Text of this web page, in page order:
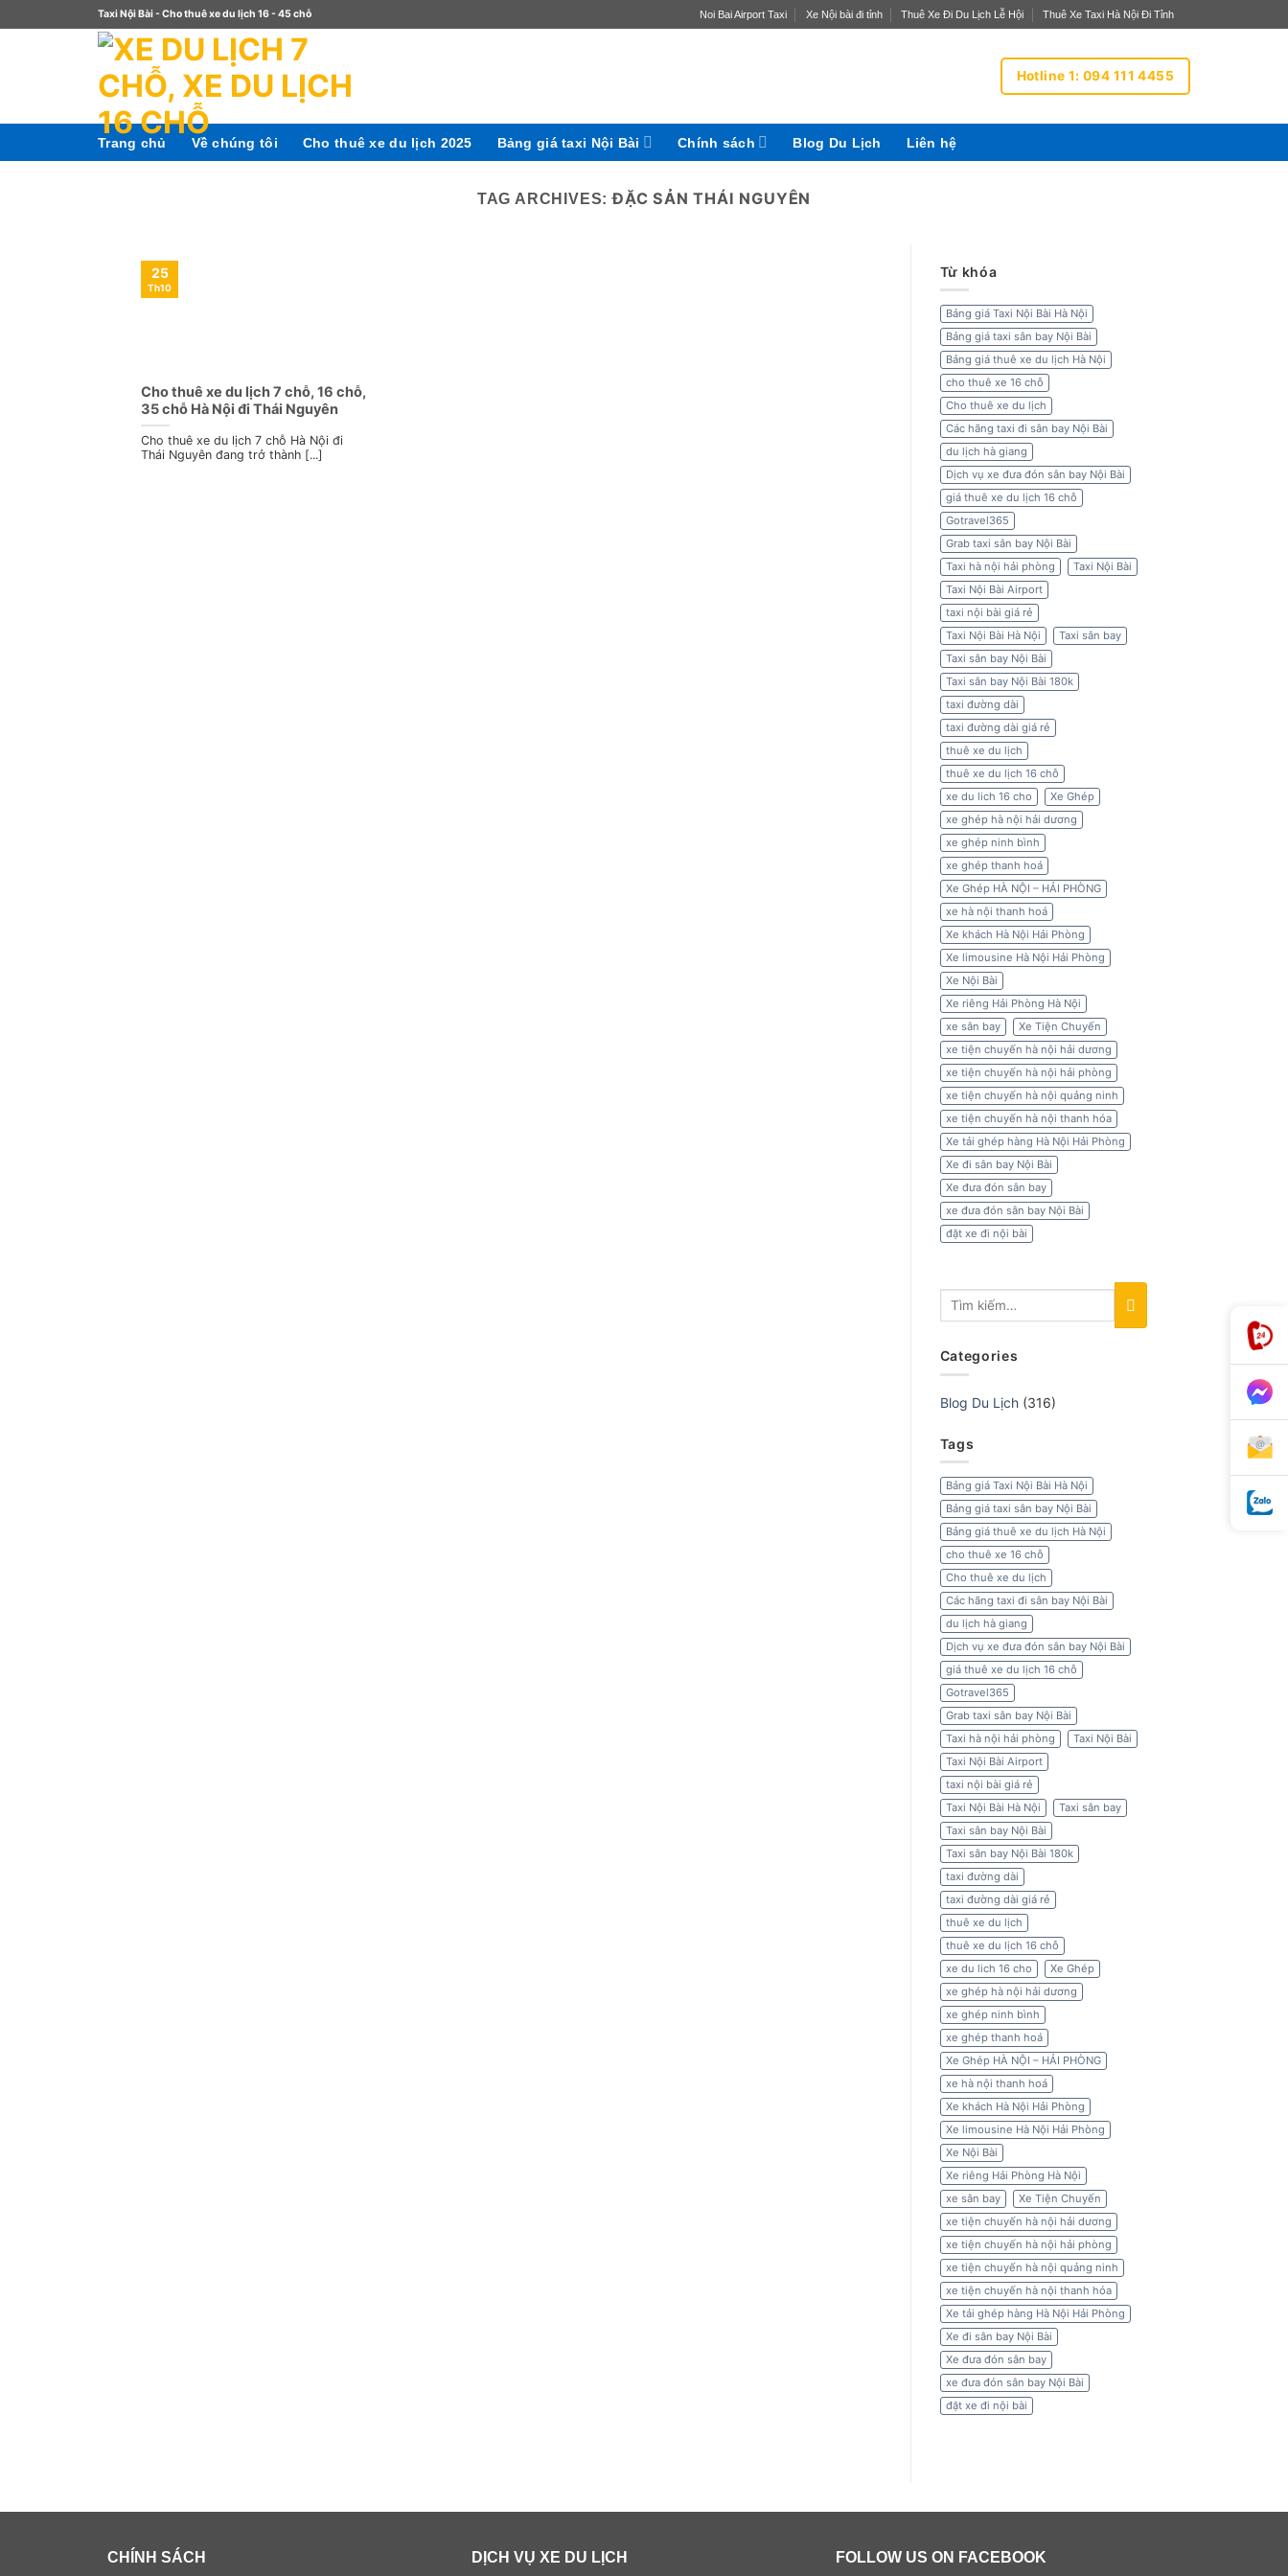
Taxi Nội Bài - Cho thuê xe du lịch 16 - 45 chỗ Noi Bai Airport Taxi Xe Nội bài đi tỉnh Thuê Xe Đi Du Lịch Lễ Hội Thuê Xe Taxi Hà Nội Đi Tỉnh
Hotline 1: 094 111 4455
Trang chủ Về chúng tôi Cho thuê xe du lịch 2025 Bảng giá taxi Nội Bài Chính sách Blog Du Lịch Liên hệ
TAG ARCHIVES:ĐẶC SẢN THÁI NGUYÊN
Cho thuê xe du lịch 7 chỗ, 16 chỗ,
35 chỗ Hà Nội đi Thái Nguyên
Cho thuê xe du lịch 7 chỗ Hà Nội đi
Thái Nguyên đang trở thành [...]
25
Th10
Từ khóa
Bảng giá Taxi Nội Bài Hà Nội
Bảng giá taxi sân bay Nội Bài
Bảng giá thuê xe du lịch Hà Nội
cho thuê xe 16 chỗ
Cho thuê xe du lịch
Các hãng taxi đi sân bay Nội Bài
du lịch hà giang
Dịch vụ xe đưa đón sân bay Nội Bài
giá thuê xe du lịch 16 chỗ
Gotravel365
Grab taxi sân bay Nội Bài
Taxi hà nội hải phòng
Taxi Nội Bài
Taxi Nội Bài Airport
taxi nội bài giá rẻ
Taxi Nội Bài Hà Nội
Taxi sân bay
Taxi sân bay Nội Bài
Taxi sân bay Nội Bài 180k
taxi đường dài
taxi đường dài giá rẻ
thuê xe du lịch
thuê xe du lịch 16 chỗ
xe du lich 16 cho
Xe Ghép
xe ghép hà nội hải dương
xe ghép ninh bình
xe ghép thanh hoá
Xe Ghép HÀ NỘI – HẢI PHÒNG
xe hà nội thanh hoá
Xe khách Hà Nội Hải Phòng
Xe limousine Hà Nội Hải Phòng
Xe Nội Bài
Xe riêng Hải Phòng Hà Nội
xe sân bay
Xe Tiện Chuyến
xe tiện chuyến hà nội hải dương
xe tiện chuyến hà nội hải phòng
xe tiện chuyến hà nội quảng ninh
xe tiện chuyến hà nội thanh hóa
Xe tải ghép hàng Hà Nội Hải Phòng
Xe đi sân bay Nội Bài
Xe đưa đón sân bay
xe đưa đón sân bay Nội Bài
đặt xe đi nội bài
Categories
Blog Du Lịch(316)
Tags
Bảng giá Taxi Nội Bài Hà Nội
Bảng giá taxi sân bay Nội Bài
Bảng giá thuê xe du lịch Hà Nội
cho thuê xe 16 chỗ
Cho thuê xe du lịch
Các hãng taxi đi sân bay Nội Bài
du lịch hà giang
Dịch vụ xe đưa đón sân bay Nội Bài
giá thuê xe du lịch 16 chỗ
Gotravel365
Grab taxi sân bay Nội Bài
Taxi hà nội hải phòng
Taxi Nội Bài
Taxi Nội Bài Airport
taxi nội bài giá rẻ
Taxi Nội Bài Hà Nội
Taxi sân bay
Taxi sân bay Nội Bài
Taxi sân bay Nội Bài 180k
taxi đường dài
taxi đường dài giá rẻ
thuê xe du lịch
thuê xe du lịch 16 chỗ
xe du lich 16 cho
Xe Ghép
xe ghép hà nội hải dương
xe ghép ninh bình
xe ghép thanh hoá
Xe Ghép HÀ NỘI – HẢI PHÒNG
xe hà nội thanh hoá
Xe khách Hà Nội Hải Phòng
Xe limousine Hà Nội Hải Phòng
Xe Nội Bài
Xe riêng Hải Phòng Hà Nội
xe sân bay
Xe Tiện Chuyến
xe tiện chuyến hà nội hải dương
xe tiện chuyến hà nội hải phòng
xe tiện chuyến hà nội quảng ninh
xe tiện chuyến hà nội thanh hóa
Xe tải ghép hàng Hà Nội Hải Phòng
Xe đi sân bay Nội Bài
Xe đưa đón sân bay
xe đưa đón sân bay Nội Bài
đặt xe đi nội bài
CHÍNH SÁCH DỊCH VỤ XE DU LỊCH FOLLOW US ON FACEBOOK